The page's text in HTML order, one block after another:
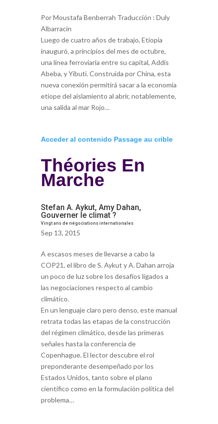
Por Moustafa Benberrah Traducción : Duly
Albarracín
Luego de cuatro años de trabajo, Etiopía
inauguró, a principios del mes de octubre,
una línea ferroviaria entre su capital, Addis
Abeba, y Yibuti. Construida por China, esta
nueva conexión permitirá sacar a la economía
etíope del aislamiento al abrir, notablemente,
una salida al mar Rojo…
Acceder al contenido Passage au crible
Théories En
Marche
Stefan A. Aykut, Amy Dahan,
Gouverner le climat ?
Vingt ans de négociations internationales
Sep 13, 2015
A escasos meses de llevarse a cabo la
COP21, el libro de S. Aykut y A. Dahan arroja
un poco de luz sobre los desafíos ligados a
las negociaciones respecto al cambio
climático.
En un lenguaje claro pero denso, este manual
retrata todas las etapas de la construcción
del régimen climático, desde las primeras
señales hasta la conferencia de
Copenhague. El lector descubre el rol
preponderante desempeñado por los
Estados Unidos, tanto sobre el plano
científico como en la formulación política del
problema…